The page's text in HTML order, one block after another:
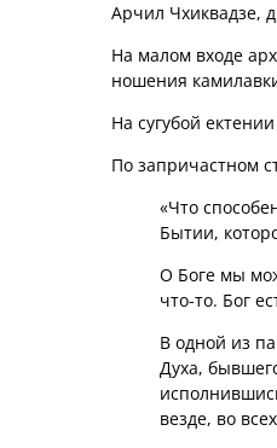
Арчил Чхиквадзе,
На малом входе
ношения
На сугубой
По запричастном
«Что
Бытии,
О Боге мы
что-то. Бог
В одной из
Духа,
везде, во